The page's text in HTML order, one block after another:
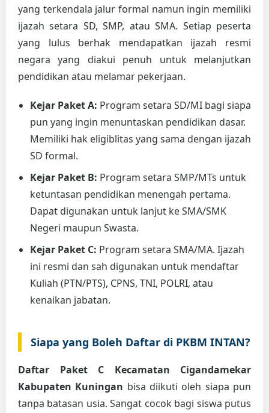
yang terkendala jalur formal namun ingin memiliki
ijazah setara SD, SMP, atau SMA. Setiap peserta
yang lulus berhak mendapatkan ijazah resmi
negara yang diakui penuh untuk melanjutkan
pendidikan atau melamar pekerjaan.
Kejar Paket A: Program setara SD/MI bagi siapa
pun yang ingin menuntaskan pendidikan dasar.
Memiliki hak eligiblitas yang sama dengan ijazah
SD formal.
Kejar Paket B: Program setara SMP/MTs untuk
ketuntasan pendidikan menengah pertama.
Dapat digunakan untuk lanjut ke SMA/SMK
Negeri maupun Swasta.
Kejar Paket C: Program setara SMA/MA. Ijazah
ini resmi dan sah digunakan untuk mendaftar
Kuliah (PTN/PTS), CPNS, TNI, POLRI, atau
kenaikan jabatan.
Siapa yang Boleh Daftar di PKBM INTAN?
Daftar Paket C Kecamatan Cigandamekar
Kabupaten Kuningan bisa diikuti oleh siapa pun
tanpa batasan usia. Sangat cocok bagi siswa putus